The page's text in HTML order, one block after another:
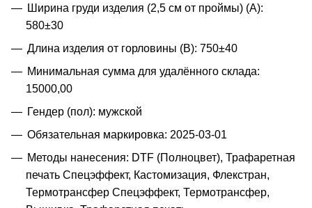
Ширина груди изделия (2,5 см от проймы) (A):
580±30
Длина изделия от горловины (B): 750±40
Минимальная сумма для удалённого склада:
15000,00
Гендер (пол): мужской
Обязательная маркировка: 2025-03-01
Методы нанесения: DTF (Полноцвет), Трафаретная
печать Спецэффект, Кастомизация, Флекстран,
Термотрансфер Спецэффект, Термотрансфер,